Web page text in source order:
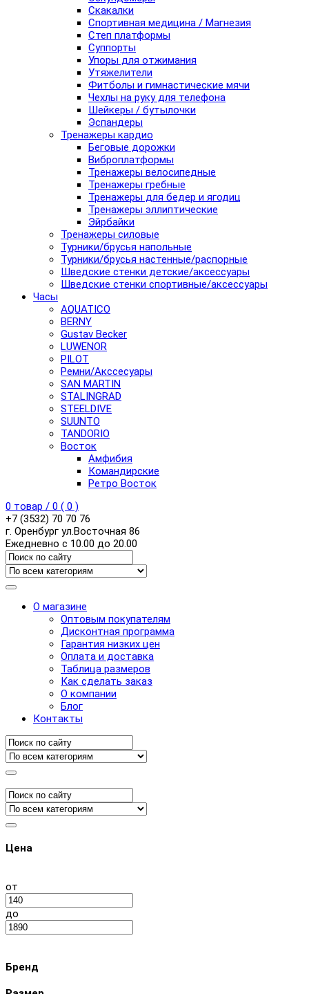
Скакалки
Спортивная медицина / Магнезия
Степ платформы
Суппорты
Упоры для отжимания
Утяжелители
Фитболы и гимнастические мячи
Чехлы на руку для телефона
Шейкеры / бутылочки
Эспандеры
Тренажеры кардио
Беговые дорожки
Виброплатформы
Тренажеры велосипедные
Тренажеры гребные
Тренажеры для бедер и ягодиц
Тренажеры эллиптические
Эйрбайки
Тренажеры силовые
Турники/брусья напольные
Турники/брусья настенные/распорные
Шведские стенки детские/аксессуары
Шведские стенки спортивные/аксессуары
Часы
AQUATICO
BERNY
Gustav Becker
LUWENOR
PILOT
Pемни/Акссесуары
SAN MARTIN
STALINGRAD
STEELDIVE
SUUNTO
TANDORIO
Восток
Амфибия
Командирские
Ретро Восток
0 товар / 0 ( 0 )
+7 (3532) 70 70 76
г. Оренбург ул.Восточная 86
Ежедневно с 10.00 до 20.00
О магазине
Оптовым покупателям
Дисконтная программа
Гарантия низких цен
Оплата и доставка
Таблица размеров
Как сделать заказ
О компании
Блог
Контакты
Цена
от
до
Бренд